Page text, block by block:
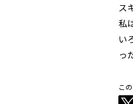
ス
私
い
っ
こ